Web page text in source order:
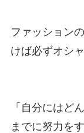
ファッション
けば必ずオシ
「自分にはど
までに努力を